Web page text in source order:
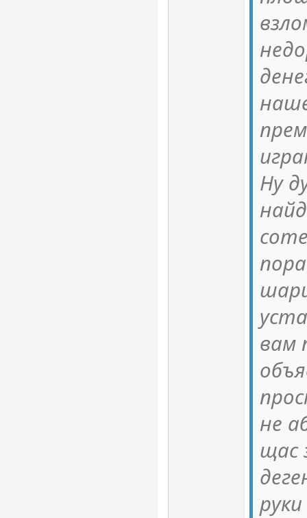
Ну
вам
не
щас